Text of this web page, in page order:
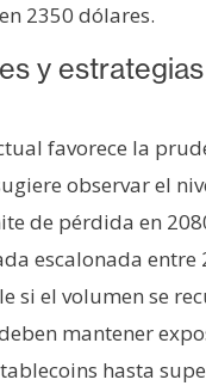
2350 dólares.
y
favorece la
observar el
de pérdida en
escalonada entre
si el volumen se
mantener
hasta